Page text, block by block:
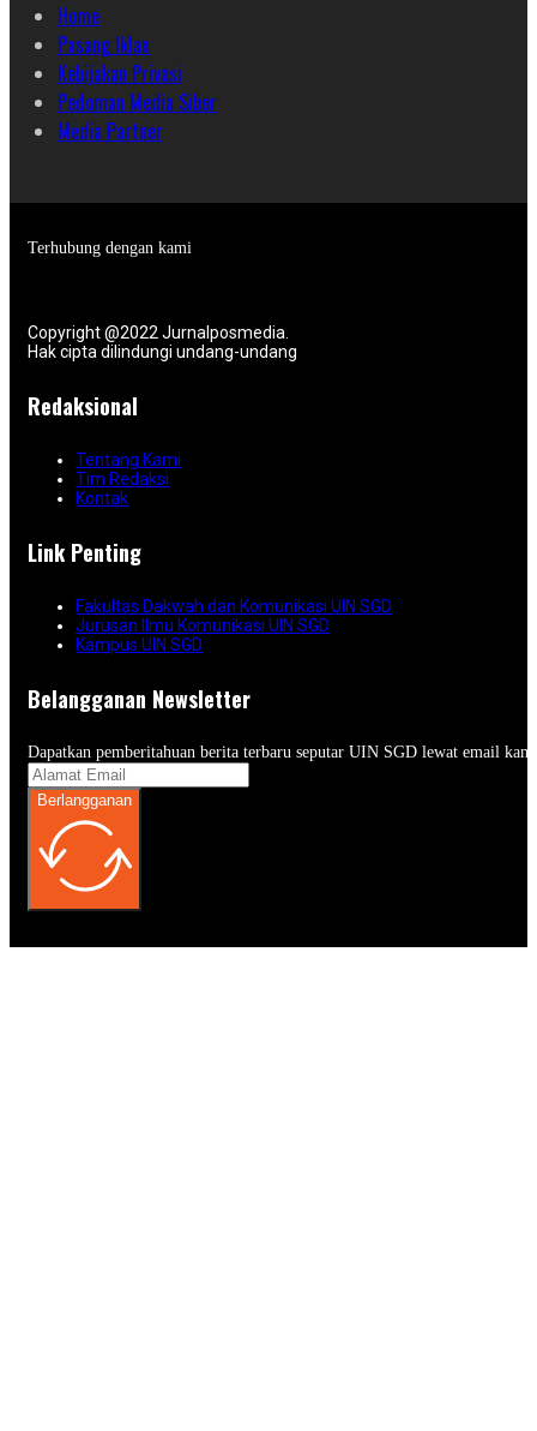
Home
Pasang Iklan
Kebijakan Privasi
Pedoman Media Siber
Media Partner
Terhubung dengan kami
Copyright @2022 Jurnalposmedia.
Hak cipta dilindungi undang-undang
Redaksional
Tentang Kami
Tim Redaksi
Kontak
Link Penting
Fakultas Dakwah dan Komunikasi UIN SGD
Jurusan Ilmu Komunikasi UIN SGD
Kampus UIN SGD
Belangganan Newsletter
Dapatkan pemberitahuan berita terbaru seputar UIN SGD lewat email
Berlangganan